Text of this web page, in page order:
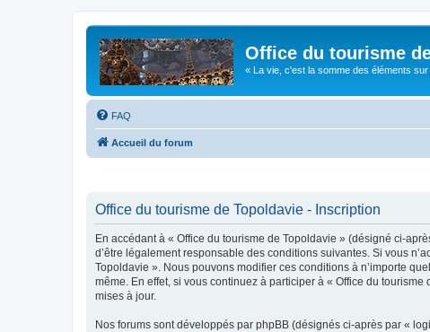
Office du tourisme
« La vie, c'est la somme des éléments
FAQ
Accueil du forum
Office du tourisme de Topoldavie - Inscription
En accédant à « Office du tourisme de Topoldavie » (désigné ci-
d’être légalement responsable des conditions suivantes. Si vous
Topoldavie ». Nous pouvons modifier ces conditions à n’importe
même. En effet, si vous continuez à participer à « Office du
mises à jour.
Nos forums sont développés par phpBB (désignés ci-après par «